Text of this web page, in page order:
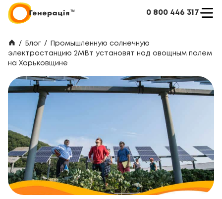
0 800 446 317
/ Блог /
Промышленную солнечную
электростанцию 2МВт установят над овощным полем
на Харьковщине